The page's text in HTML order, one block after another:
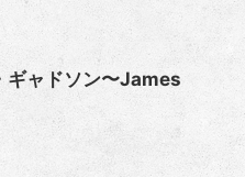
ギャドソン〜James